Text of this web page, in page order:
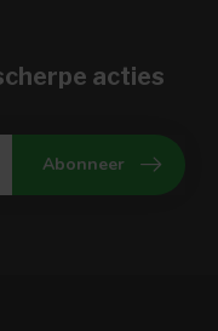
acties
Abonneer